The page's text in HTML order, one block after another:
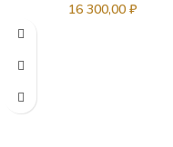
16 300,00 ₽